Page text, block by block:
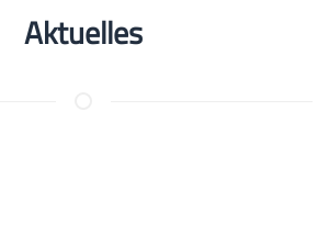
Aktuelles